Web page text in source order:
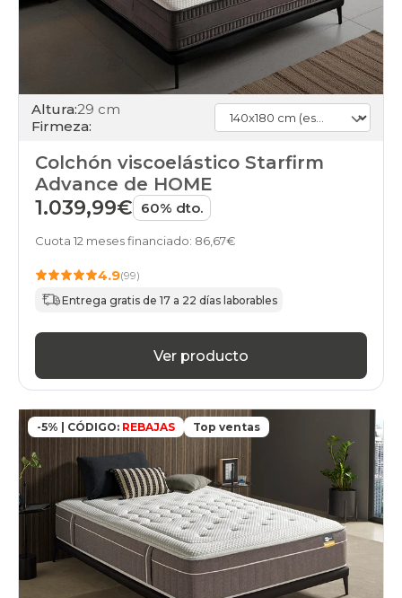
Altura:29 cm
Firmeza:
Colchón viscoelástico Starfirm
Advance de HOME
1.039,99€ 60% dto.
Cuota 12 meses financiado: 86,67€
4.9(99)
Entrega gratis de 17 a 22 días laborables
Ver producto
-5% | CÓDIGO: REBAJAS Top ventas